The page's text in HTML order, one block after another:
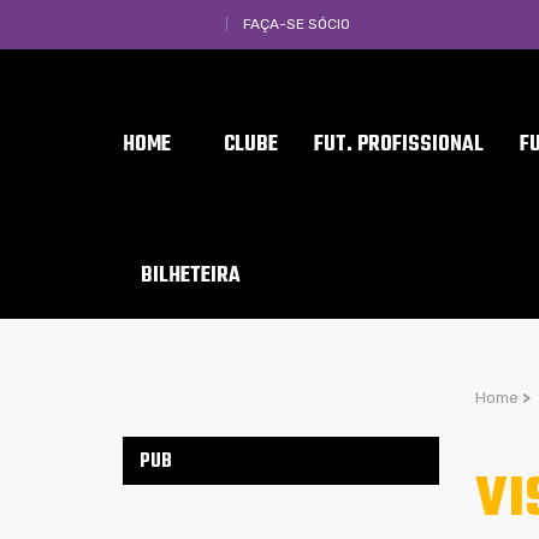
FAÇA-SE SÓCIO
HOME CLUBE FUT. PROFISSIONAL
BILHETEIRA
Home >
PUB